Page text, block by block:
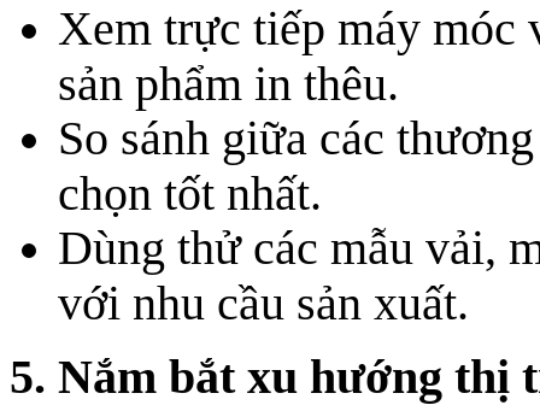
Xem trực tiếp máy móc
sản phẩm in thêu.
So sánh giữa các
chọn tốt nhất.
Dùng thử các mẫu vải,
với nhu cầu sản xuất.
5. Nắm bắt xu hướng thị